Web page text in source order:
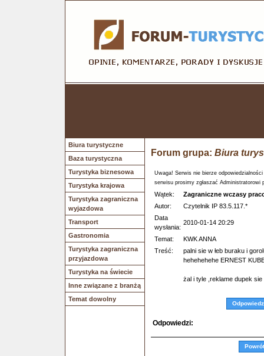
Biura turystyczne
Baza turystyczna
Turystyka biznesowa
Turystyka krajowa
Turystyka zagraniczna
wyjazdowa
Transport
Gastronomia
Turystyka zagraniczna
przyjazdowa
Turystyka na świecie
Inne związane z branżą
Temat dowolny
Forum grupa: Biura
Uwaga! Serwis nie bierze
serwisu prosimy zgłaszać Administratorowi
Wątek:
Zagraniczne wczasy
Autor:
Czytelnik IP 83.5.117.*
Data
wysłania:
2010-01-14 20:29
Temat:
KWK ANNA
Treść:
palni sie w łeb buraku i
hehehehehe ERNEST
żal i tyle ,reklame dupek sie
Odpowiedz
Odpowiedzi: